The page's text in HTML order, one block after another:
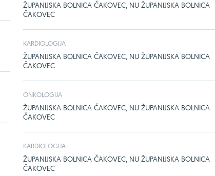
ŽUPANIJSKA BOLNICA ČAKOVEC, NU ŽUPANIJSKA BOLNICA
ČAKOVEC
KARDIOLOGIJA
ŽUPANIJSKA BOLNICA ČAKOVEC, NU ŽUPANIJSKA BOLNICA
ČAKOVEC
ONKOLOGIJA
ŽUPANIJSKA BOLNICA ČAKOVEC, NU ŽUPANIJSKA BOLNICA
ČAKOVEC
KARDIOLOGIJA
ŽUPANIJSKA BOLNICA ČAKOVEC, NU ŽUPANIJSKA BOLNICA
ČAKOVEC